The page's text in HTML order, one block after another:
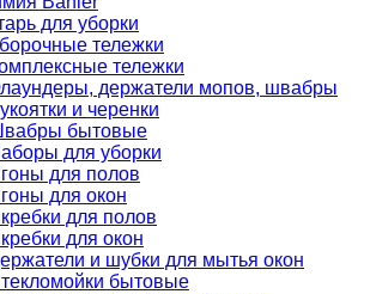
для уборки
тележки
тележки
держатели мопов, швабры
и черенки
бытовые
для уборки
для полов
для окон
для полов
для окон
и шубки для мытья окон
бытовые